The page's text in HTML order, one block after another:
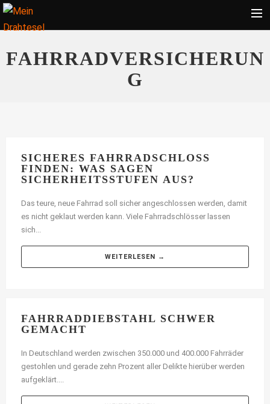
Ratgeber
Suche
FAHRRADVERSICHERUN
G
SICHERES FAHRRADSCHLOSS
FINDEN: WAS SAGEN
SICHERHEITSSTUFEN AUS?
Das teure, neue Fahrrad soll sicher angeschlossen werden, damit
es nicht geklaut werden kann. Viele Fahrradschlösser lassen
sich...
WEITERLESEN →
FAHRRADDIEBSTAHL SCHWER
GEMACHT
In Deutschland werden zwischen 350.000 und 400.000 Fahrräder
gestohlen und gerade zehn Prozent aller Delikte hierüber werden
aufgeklärt....